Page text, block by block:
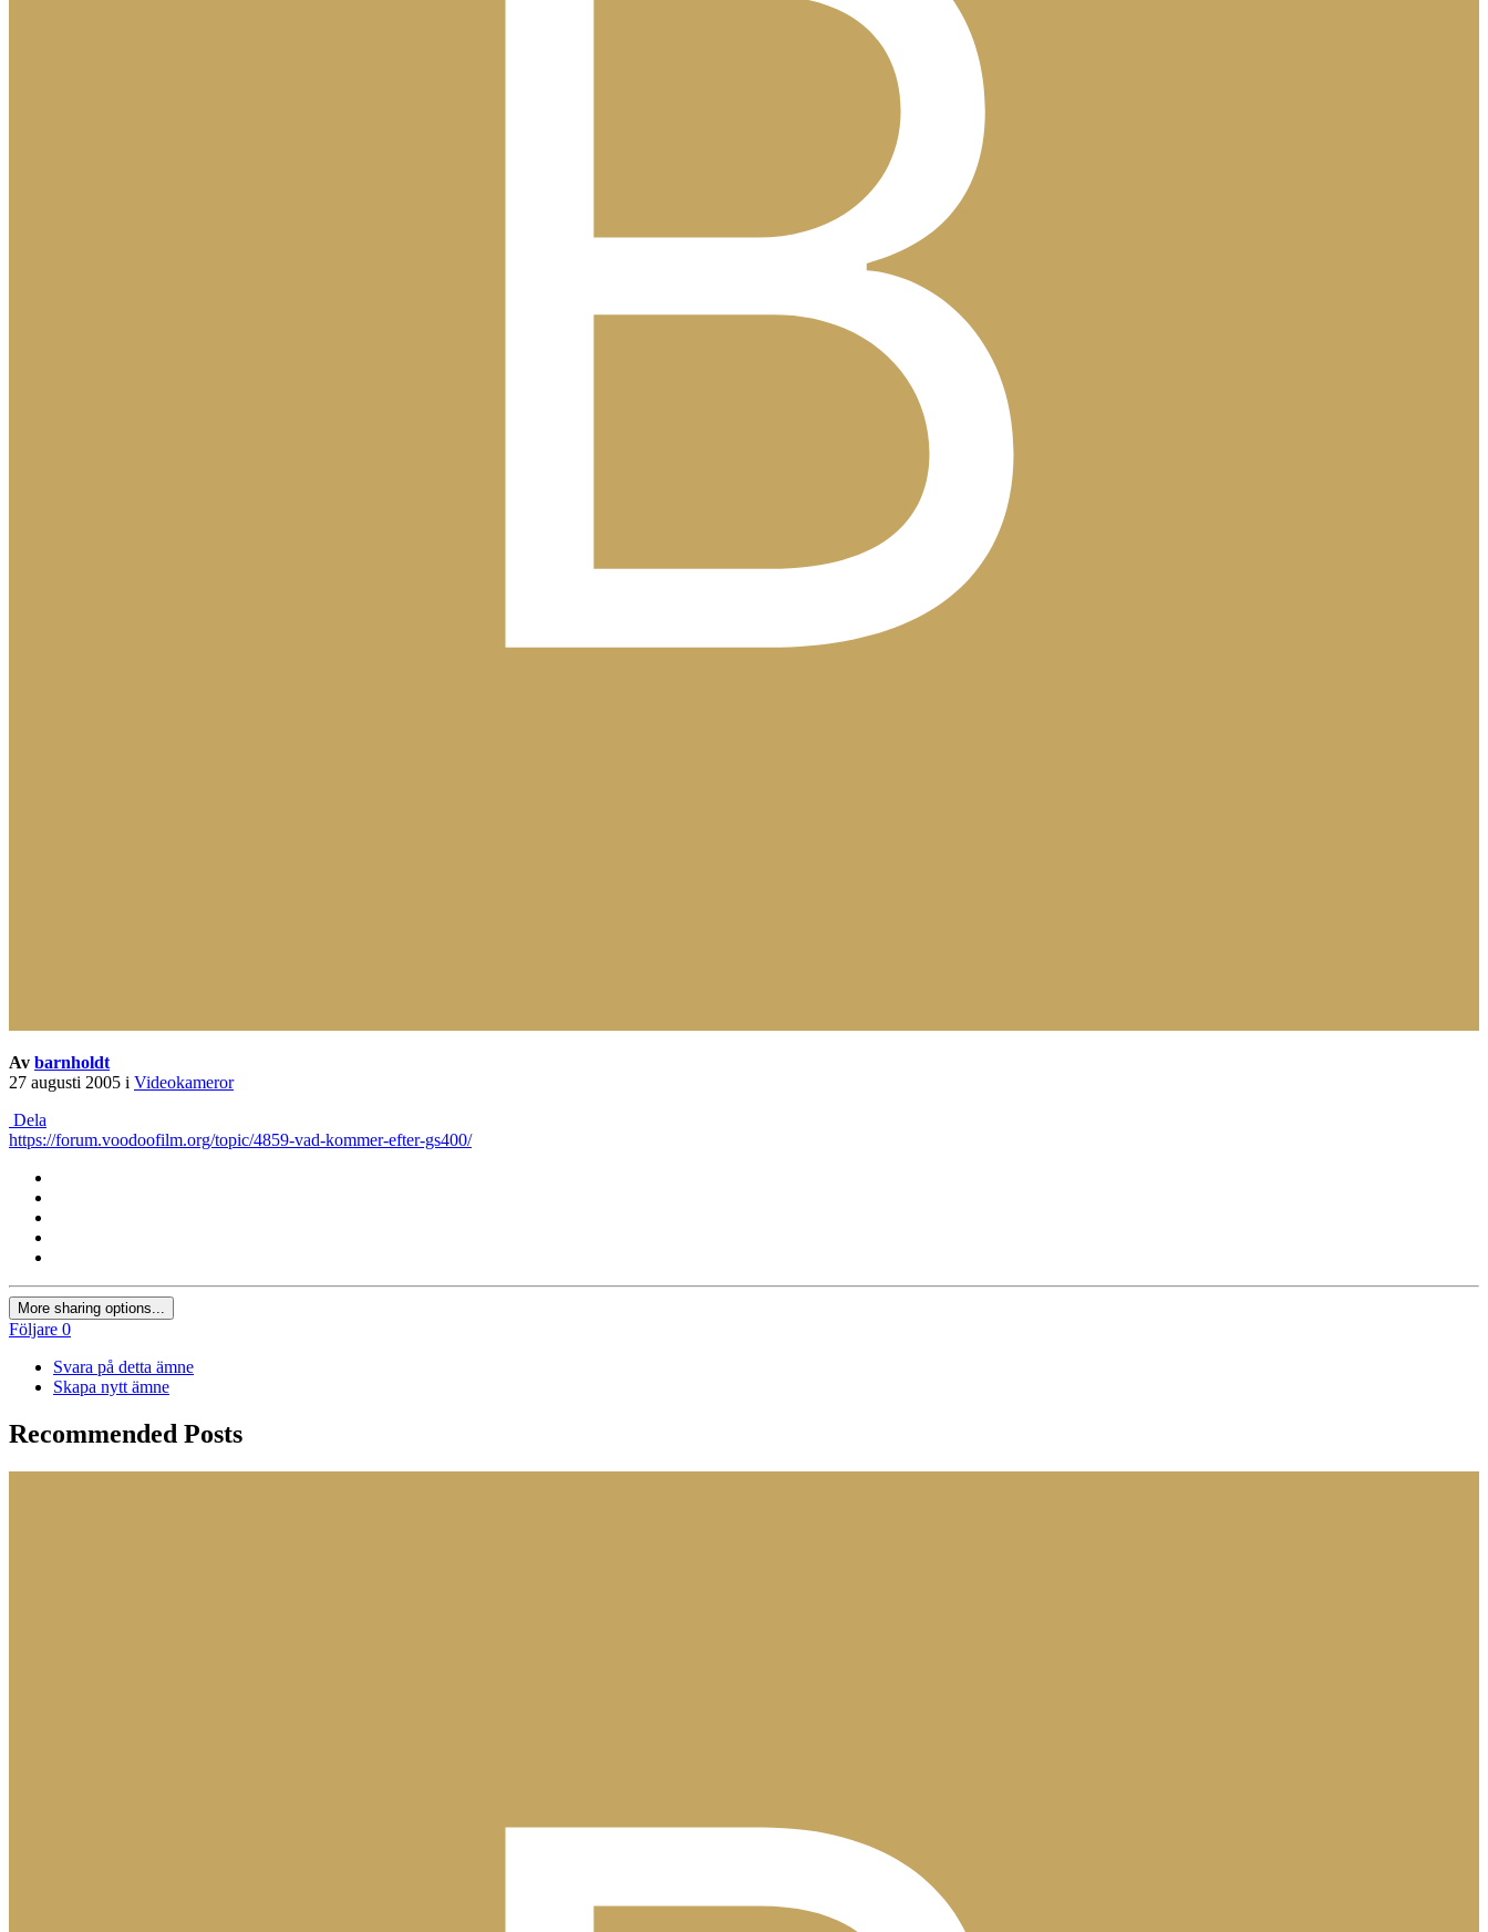
Av barnholdt
27 augusti 2005 i Videokameror
Dela
https://forum.voodoofilm.org/topic/4859-vad-kommer-efter-gs400/
More sharing options...
Följare 0
Svara på detta ämne
Skapa nytt ämne
Recommended Posts